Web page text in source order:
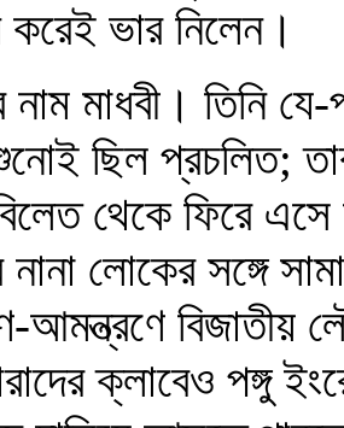
ভার নিলেন।
নাম মাধবী। তিনি
ছিল প্রচলিত;
থেকে ফিরে
নানা লোকের সঙ্গে
আমন্ত্রণে
ক্লাবেও পঙ্গু